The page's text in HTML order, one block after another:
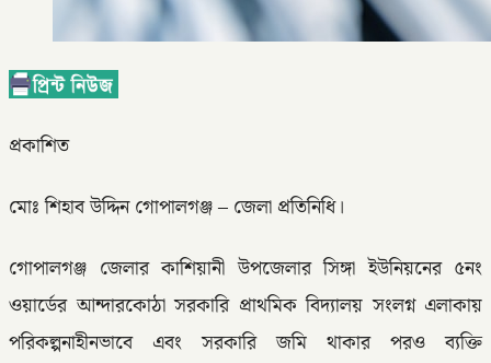
প্রকাশিত
মোঃ শিহাব উদ্দিন গোপালগঞ্জ – জেলা প্রতিনিধি।
গোপালগঞ্জ জেলার কাশিয়ানী উপজেলার সিঙ্গা ইউনিয়নের ৫নং
ওয়ার্ডের আন্দারকোঠা সরকারি প্রাথমিক বিদ্যালয় সংলগ্ন এলাকায়
পরিকল্পনাহীনভাবে এবং সরকারি জমি থাকার পরও ব্যক্তি